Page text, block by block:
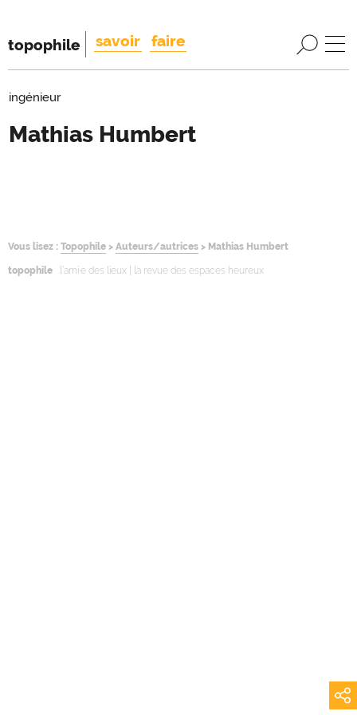
topophile savoir faire
ingénieur
Mathias Humbert
Vous lisez : Topophile > Auteurs/autrices > Mathias Humbert
topophile l’ami·e des lieux | la revue des espaces heureux